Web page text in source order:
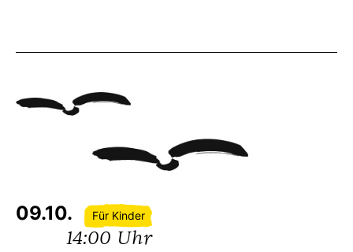
09.10. Für Kinder
14:00 Uhr